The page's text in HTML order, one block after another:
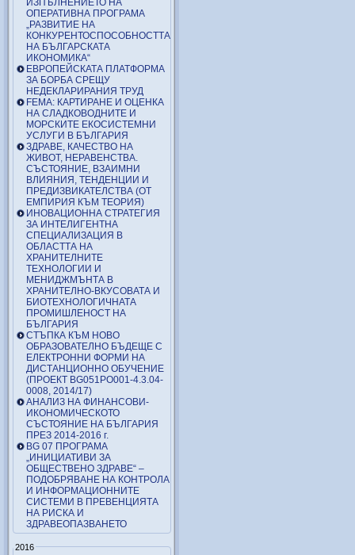
ОПЕРАТИВНА ПРОГРАМА
„РАЗВИТИЕ НА
КОНКУРЕНТОСПОСОБНОСТТА
НА БЪЛГАРСКАТА
ИКОНОМИКА“
ЕВРОПЕЙСКАТА ПЛАТФОРМА
ЗА БОРБА СРЕЩУ
НЕДЕКЛАРИРАНИЯ ТРУД
FEMA: КАРТИРАНЕ И ОЦЕНКА
НА СЛАДКОВОДНИТЕ И
МОРСКИТЕ ЕКОСИСТЕМНИ
УСЛУГИ В БЪЛГАРИЯ
ЗДРАВЕ, КАЧЕСТВО НА
ЖИВОТ, НЕРАВЕНСТВА.
СЪСТОЯНИЕ, ВЗАИМНИ
ВЛИЯНИЯ, ТЕНДЕНЦИИ И
ПРЕДИЗВИКАТЕЛСТВА (ОТ
ЕМПИРИЯ КЪМ ТЕОРИЯ)
ИНОВАЦИОННА СТРАТЕГИЯ
ЗА ИНТЕЛИГЕНТНА
СПЕЦИАЛИЗАЦИЯ В
ОБЛАСТТА НА
ХРАНИТЕЛНИТЕ
ТЕХНОЛОГИИ И
МЕНИДЖМЪНТА В
ХРАНИТЕЛНО-ВКУСОВАТА И
БИОТЕХНОЛОГИЧНАТА
ПРОМИШЛЕНОСТ НА
БЪЛГАРИЯ
СТЪПКА КЪМ НОВО
ОБРАЗОВАТЕЛНО БЪДЕЩЕ С
ЕЛЕКТРОННИ ФОРМИ НА
ДИСТАНЦИОННО ОБУЧЕНИЕ
(ПРОЕКТ BG051PO001-4.3.04-
0008, 2014/17)
АНАЛИЗ НА ФИНАНСОВИ-
ИКОНОМИЧЕСКОТО
СЪСТОЯНИЕ НА БЪЛГАРИЯ
ПРЕЗ 2014-2016 г.
BG 07 ПРОГРАМА
„ИНИЦИАТИВИ ЗА
ОБЩЕСТВЕНО ЗДРАВЕ“ –
ПОДОБРЯВАНЕ НА КОНТРОЛА
И ИНФОРМАЦИОННИТЕ
СИСТЕМИ В ПРЕВЕНЦИЯТА
НА РИСКА И
ЗДРАВЕОПАЗВАНЕТО
2016